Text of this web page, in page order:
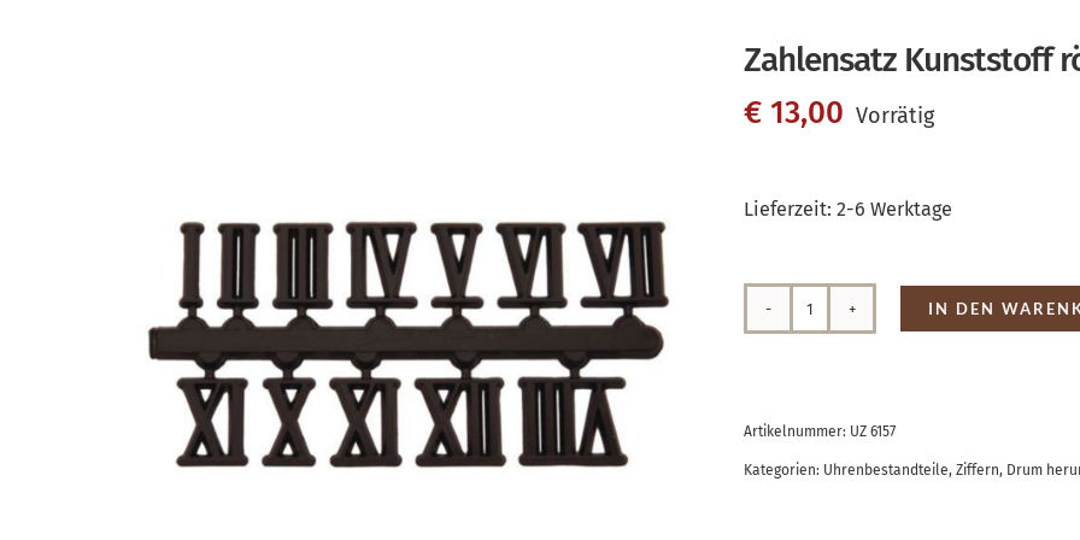
Zahlensatz Kunststoff
€ 13,00 Vorrätig
Lieferzeit: 2-6 Werktage
Zahlensatz
Menge
IN DEN
Artikelnummer: UZ 6157
Kategorien: Uhrenbestandteile, Ziffern, Drum